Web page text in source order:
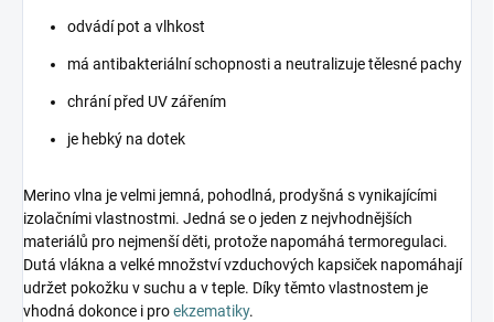
odvádí pot a vlhkost
má antibakteriální schopnosti a neutralizuje tělesné pachy
chrání před UV zářením
je hebký na dotek
Merino vlna je velmi jemná, pohodlná, prodyšná s vynikajícími
izolačními vlastnostmi. Jedná se o jeden z nejvhodnějších
materiálů pro nejmenší děti, protože napomáhá termoregulaci.
Dutá vlákna a velké množství vzduchových kapsiček napomáhají
udržet pokožku v suchu a v teple. Díky těmto vlastnostem je
vhodná dokonce i proekzematiky.